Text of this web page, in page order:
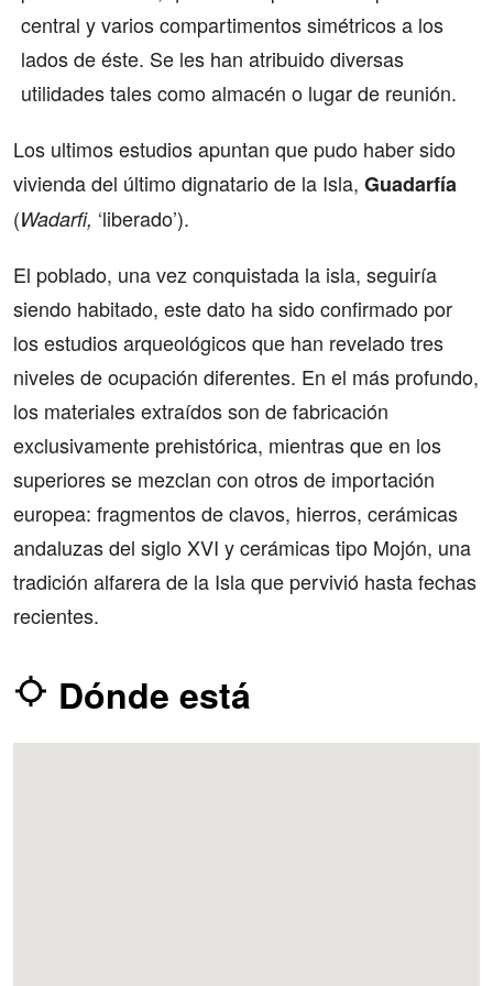
central y varios compartimentos simétricos a los
lados de éste. Se les han atribuido diversas
utilidades tales como almacén o lugar de reunión.
Los ultimos estudios apuntan que pudo haber sido
vivienda del último dignatario de la Isla, Guadarfía
(Wadarfi, ‘liberado’).
El poblado, una vez conquistada la isla, seguiría
siendo habitado, este dato ha sido confirmado por
los estudios arqueológicos que han revelado tres
niveles de ocupación diferentes. En el más profundo,
los materiales extraídos son de fabricación
exclusivamente prehistórica, mientras que en los
superiores se mezclan con otros de importación
europea: fragmentos de clavos, hierros, cerámicas
andaluzas del siglo XVI y cerámicas tipo Mojón, una
tradición alfarera de la Isla que pervivió hasta fechas
recientes.
Dónde está